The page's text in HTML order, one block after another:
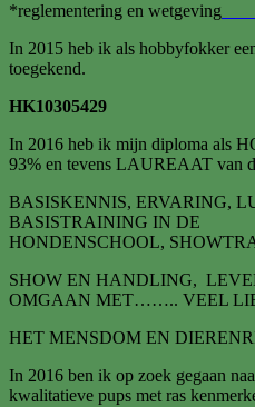
*reglementering en wetgeving
In 2015 heb ik als hobbyfokker
toegekend.
HK10305429
In 2016 heb ik mijn diploma als
93% en tevens LAUREAAT van
BASISKENNIS, ERVARING,
BASISTRAINING IN DE
HONDENSCHOOL,
SHOW EN HANDLING,
OMGAAN MET…….. VEEL
HET MENSDOM EN
In 2016 ben ik op zoek gegaan
kwalitatieve pups met ras